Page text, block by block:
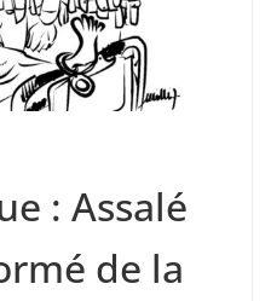
: Assalé
de la